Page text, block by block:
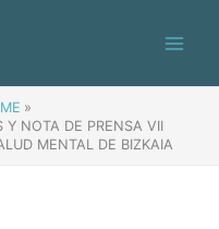
Y NOTA DE PRENSA VII
MENTAL DE BIZKAIA